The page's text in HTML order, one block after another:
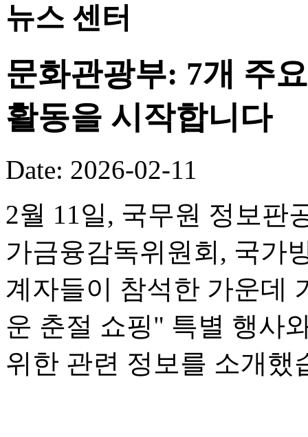
뉴스 센터
문화관광부: 7개 주
활동을 시작합니다
Date: 2026-02-11
2월 11일, 국무원 정보판
가금융감독위원회, 국가
계자들이 참석한 가운데
운 춘절 쇼핑" 특별 행사
위한 관련 정보를 소개했